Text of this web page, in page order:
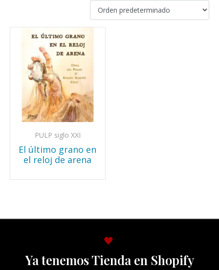
PULP siglo XXI
El último grano en
el reloj de arena
🖤
Ya tenemos Tienda en Shopify